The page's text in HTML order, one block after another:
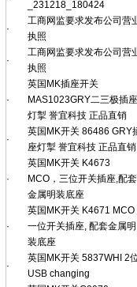
_231218_180424
·
工商网监要求发布公司营
执照
·
工商网监要求发布公司营
执照
·
英国MK插座开关
MAS1023GRY二三极插座
灯掣 誉宜科技 正品直销
·
英国MK开关 86486 GRY
座灯掣 誉宜科技 正品直销
·
英国MK开关 K4673
MCO，三位开关插座,配套
金属明装底座
·
英国MK开关 K4671 MCO
一位开关插座, 配套金属明
装底座
·
英国MK开关 5837WHI 2
USB changing